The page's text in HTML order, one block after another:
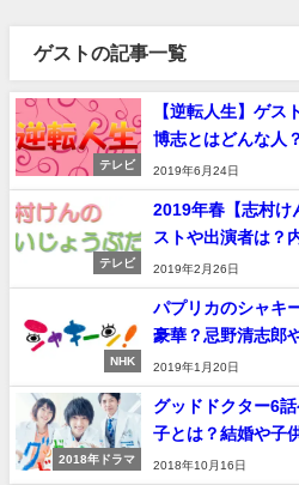
ゲストの記事一覧
テレビ
【逆転人生】ゲス
博志とはどんな人
2019年6月24日
テレビ
2019年春【志村け
ストや出演者は？
2019年2月26日
NHK
パプリカのシャキ
豪華？忌野清志郎
2019年1月20日
2018年ドラマ
グッドドクター6
子とは？結婚や子
2018年10月16日